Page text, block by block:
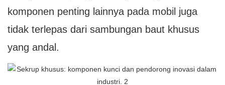
komponen penting lainnya pada mobil juga
tidak terlepas dari sambungan baut khusus
yang andal.